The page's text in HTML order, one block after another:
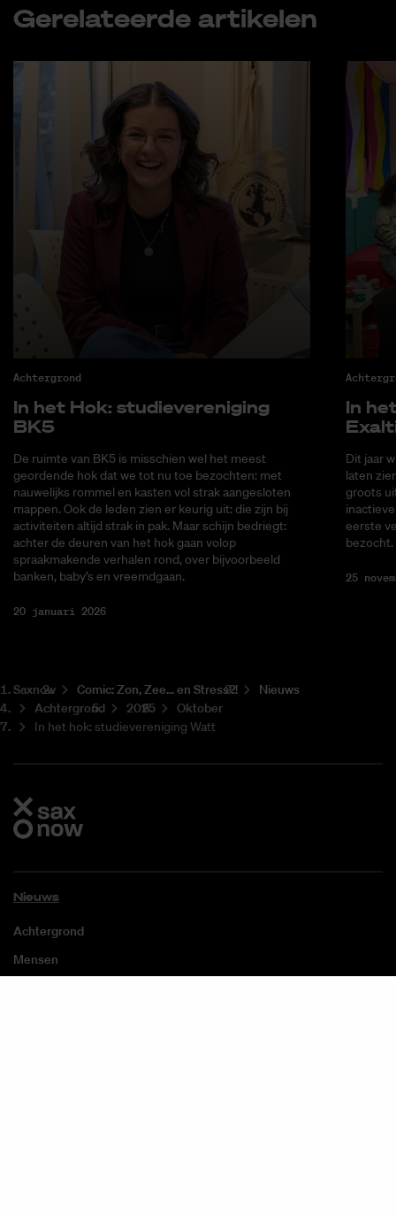
Ge­re­la­teer­de ar­ti­ke­len
Achtergrond
In het Hok: stu­die­ver­e­ni­ging
BK5
De ruimte van BK5 is misschien wel het meest
geordende hok dat we tot nu toe bezochten: met
nauwelijks rommel en kasten vol strak aangesloten
mappen. Ook de leden zien er keurig uit: die zijn bij
activiteiten altijd strak in pak. Maar schijn bedriegt:
achter de deuren van het hok gaan volop
spraakmakende verhalen rond, over bijvoorbeeld
banken, baby’s en vreemdgaan.
20 januari 2026
In
Dit jaar
laten
groots
eerste
bezocht.
25
Saxnow Co­mic: Zon, Zee... en Stress?!
Nieuws
Achtergrond
2025
Oktober
In het hok: studievereniging Watt
Nieuws
Achtergrond
Mensen